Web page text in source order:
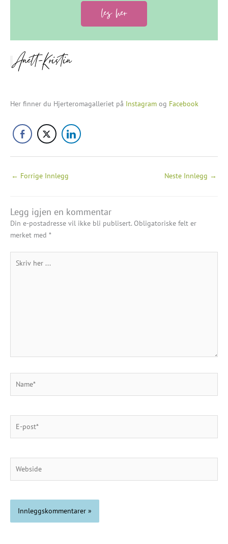
les her
Anett-Kristin
Her finner du Hjerteromagalleriet på Instagram og Facebook
← Forrige Innlegg Neste Innlegg →
Legg igjen en kommentar
Din e-postadresse vil ikke bli publisert. Obligatoriske felt er
merket med *
her
post*